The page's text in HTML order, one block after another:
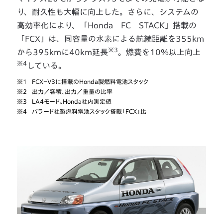
り、耐久性も大幅に向上した。さらに、システムの
高効率化により、「Honda FC STACK」搭載の
「FCX」は、同容量の水素による航続距離を355km
から395kmに40km延長※3。燃費を10％以上向上
※4 している。
※1
FCX－V3に搭載のHonda製燃料電池スタック
※2
出力／容積、出力／重量の比率
※3
LA4モード。Honda社内測定値
※4
バラード社製燃料電池スタック搭載「FCX」比